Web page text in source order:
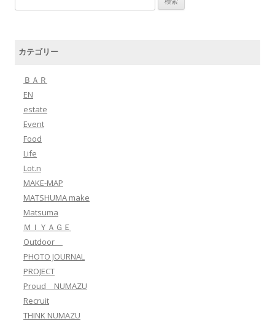
カテゴリー
ＢＡＲ
EN
estate
Event
Food
Life
Lot.n
MAKE-MAP
MATSHUMA make
Matsuma
ＭＩＹＡＧＥ
Outdoor
PHOTO JOURNAL
PROJECT
Proud NUMAZU
Recruit
THINK NUMAZU